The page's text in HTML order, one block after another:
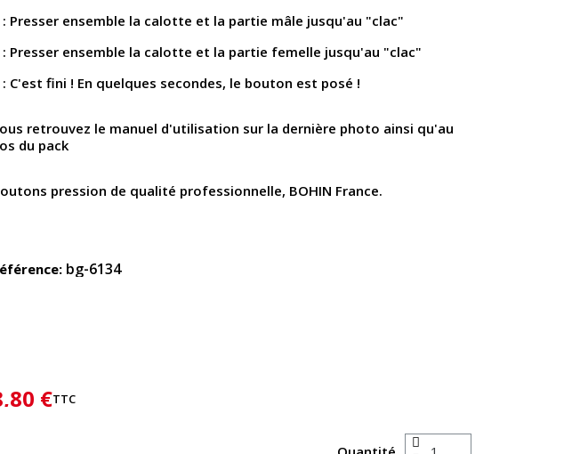
: Presser ensemble la calotte et la partie mâle jusqu'au "clac"
: Presser ensemble la calotte et la partie femelle jusqu'au "clac"
: C'est fini ! En quelques secondes, le bouton est posé !
retrouvez le manuel d'utilisation sur la dernière photo ainsi qu'au
du pack
pression de qualité professionnelle, BOHIN France.
bg-6134
€TTC